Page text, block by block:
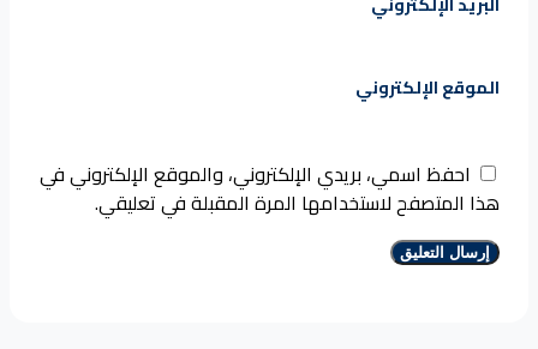
الموقع الإلكتروني
احفظ اسمي، بريدي الإلكتروني، والموقع الإلكتروني في
هذا المتصفح لاستخدامها المرة المقبلة في تعليقي.